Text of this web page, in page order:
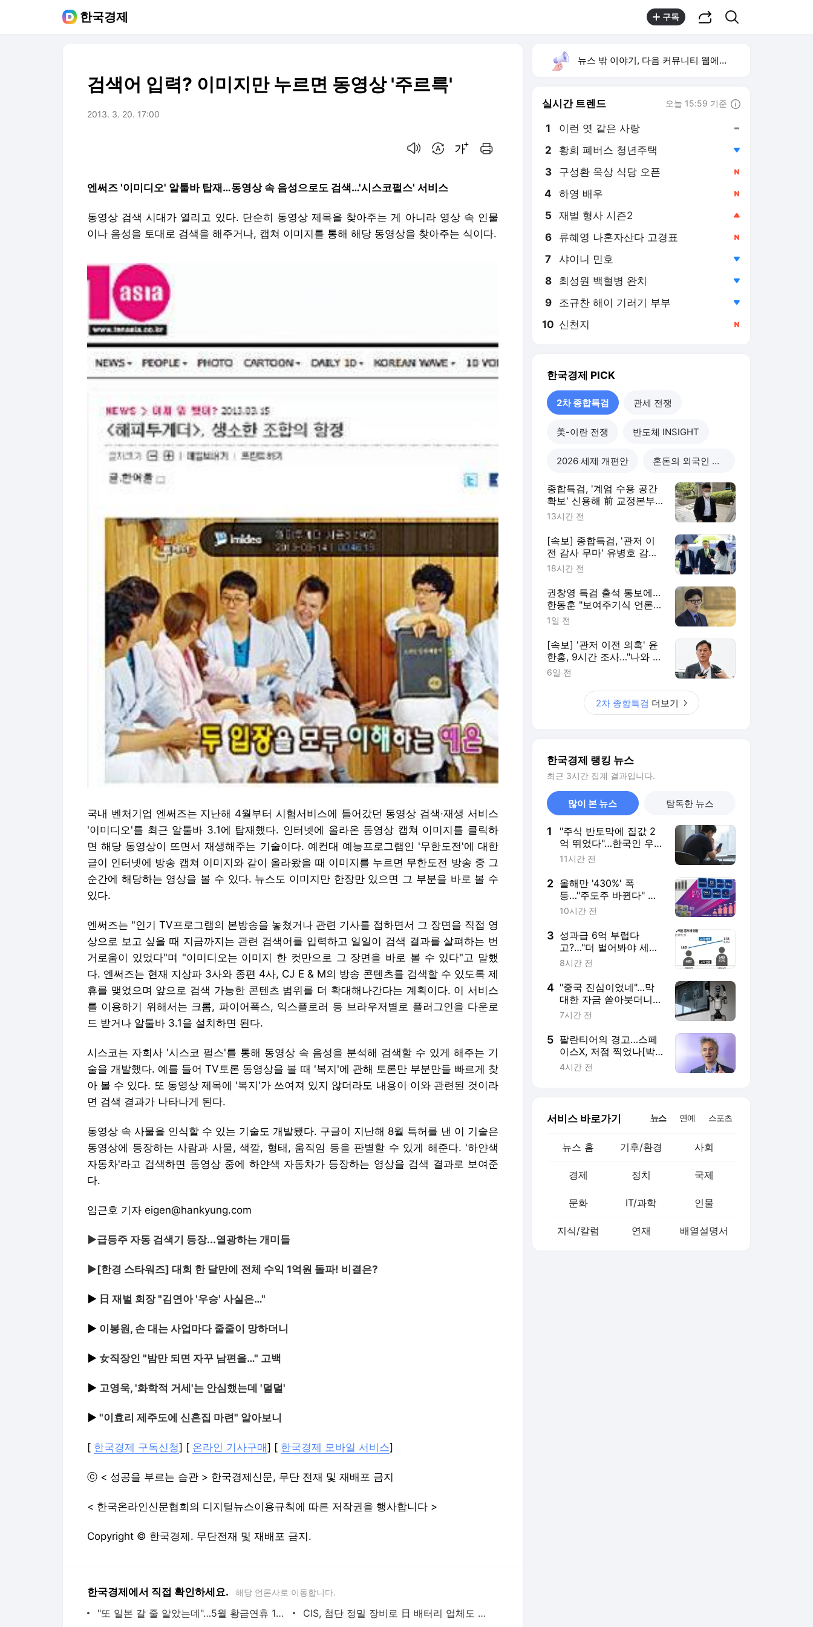
한국경제 구독
검색어 입력? 이미지만 누르면 동영상 '주르륵'
2013. 3. 20. 17:00
엔써즈 '이미디오' 알툴바 탑재…동영상 속 음성으로도 검색…'시스코펄스' 서비스
동영상 검색 시대가 열리고 있다. 단순히 동영상 제목을 찾아주는 게 아니라 영상 속 인물
이나 음성을 토대로 검색을 해주거나, 캡쳐 이미지를 통해 해당 동영상을 찾아주는 식이다.
국내 벤처기업 엔써즈는 지난해 4월부터 시험서비스에 들어갔던 동영상 검색·재생 서비스
'이미디오'를 최근 알툴바 3.1에 탑재했다. 인터넷에 올라온 동영상 캡쳐 이미지를 클릭하
면 해당 동영상이 뜨면서 재생해주는 기술이다. 예컨대 예능프로그램인 '무한도전'에 대한
글이 인터넷에 방송 캡쳐 이미지와 같이 올라왔을 때 이미지를 누르면 무한도전 방송 중 그
순간에 해당하는 영상을 볼 수 있다. 뉴스도 이미지만 한장만 있으면 그 부분을 바로 볼 수
있다.
엔써즈는 "인기 TV프로그램의 본방송을 놓쳤거나 관련 기사를 접하면서 그 장면을 직접 영
상으로 보고 싶을 때 지금까지는 관련 검색어를 입력하고 일일이 검색 결과를 살펴하는 번
거로움이 있었다"며 "이미디오는 이미지 한 컷만으로 그 장면을 바로 볼 수 있다"고 말했
다. 엔써즈는 현재 지상파 3사와 종편 4사, CJ E & M의 방송 콘텐츠를 검색할 수 있도록 제
휴를 맺었으며 앞으로 검색 가능한 콘텐츠 범위를 더 확대해나간다는 계획이다. 이 서비스
를 이용하기 위해서는 크롬, 파이어폭스, 익스플로러 등 브라우저별로 플러그인을 다운로
드 받거나 알툴바 3.1을 설치하면 된다.
시스코는 자회사 '시스코 펄스'를 통해 동영상 속 음성을 분석해 검색할 수 있게 해주는 기
술을 개발했다. 예를 들어 TV토론 동영상을 볼 때 '복지'에 관해 토론만 부분만들 빠르게 찾
아 볼 수 있다. 또 동영상 제목에 '복지'가 쓰여져 있지 않더라도 내용이 이와 관련된 것이라
면 검색 결과가 나타나게 된다.
동영상 속 사물을 인식할 수 있는 기술도 개발됐다. 구글이 지난해 8월 특허를 낸 이 기술은
동영상에 등장하는 사람과 사물, 색깔, 형태, 움직임 등을 판별할 수 있게 해준다. '하얀색
자동차'라고 검색하면 동영상 중에 하얀색 자동차가 등장하는 영상을 검색 결과로 보여준
다.
임근호 기자 eigen@hankyung.com
▶급등주 자동 검색기 등장...열광하는 개미들
▶[한경 스타워즈] 대회 한 달만에 전체 수익 1억원 돌파! 비결은?
▶ 日 재벌 회장 "김연아 '우승' 사실은…"
▶ 이봉원, 손 대는 사업마다 줄줄이 망하더니
▶ 女직장인 "밤만 되면 자꾸 남편을…" 고백
▶ 고영욱, '화학적 거세'는 안심했는데 '덜덜'
▶ "이효리 제주도에 신혼집 마련" 알아보니
[ 한국경제 구독신청] [ 온라인 기사구매] [ 한국경제 모바일 서비스]
ⓒ < 성공을 부르는 습관 > 한국경제신문, 무단 전재 및 재배포 금지
< 한국온라인신문협회의 디지털뉴스이용규칙에 따른 저작권을 행사합니다 >
Copyright © 한국경제. 무단전재 및 재배포 금지.
한국경제에서 직접 확인하세요. 해당 언론사로 이동합니다.
"또 일본 갈 줄 알았는데"…5월 황금연휴 1위 여행지 어디?
CIS, 첨단 정밀 장비로 日 배터리 업체도 홀렸다
뉴스 밖 이야기, 다음 커뮤니티 웹에서 보기
실시간 트렌드 오늘 15:59 기준
1 이런 엿 같은 사랑
2 황희 폐버스 청년주택
4 하영 배우
5 재벌 형사 시즌2
6 류혜영 나혼자산다 고경표
7 샤이니 민호
8 최성원 백혈병 완치
9 조규찬 해이 기러기 부부
10 신천지
한국경제 PICK
2차 종합특검 관세 전쟁
美-이란 전쟁 반도체 INSIGHT
2026 세제 개편안 혼돈의 외국인 고용시장
종합특검, '계엄 수용 공간
확보' 신용해 前 교정본부
장 불구속 기소
13시간 전
[속보] 종합특검, '관저 이
전 감사 무마' 유병호 감사
위원 구속 기소
18시간 전
권창영 특검 출석 통보에…
한동훈 "보여주기식 언론플
레이"
1일 전
[속보] '관저 이전 의혹' 윤
한홍, 9시간 조사…"나와 관
련 없다"
6일 전
2차 종합특검 더보기
한국경제 랭킹 뉴스
최근 3시간 집계 결과입니다.
많이 본 뉴스 탐독한 뉴스
1
"주식 반토막에 집값 2
억 뛰었다"…한국인 우
울증 역대 최대
11시간 전
2 올해만 '430%' 폭
등…"주도주 바뀐다" 개
미들 몰려간 곳
10시간 전
3 성과급 6억 부럽다
고?…"더 벌어봐야 세금
만 나간다" 한탄
8시간 전
4 "중국 진심이었네"…막
대한 자금 쏟아붓더니
'드림팀' 만들었다 [분석
7시간 전
5 팔란티어의 경고…스페
이스X, 저점 찍었나[박
신영의 개장전 요것만]
4시간 전
서비스 바로가기 뉴스 연예 스포츠
뉴스 홈 기후/환경 사회
경제 정치 국제
문화 IT/과학 인물
지식/칼럼 연재 배열설명서